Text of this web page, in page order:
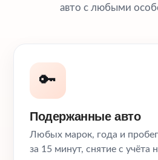
авто с любыми
🔑
Подержанные авто
Любых марок, года и
за 15 минут, снятие с учёта